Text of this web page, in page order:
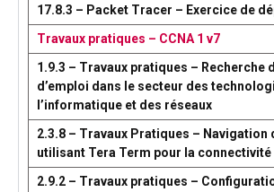
17.8.3 – Packet Tracer – Exercice de
Travaux pratiques – CCNA 1 v7
1.9.3 – Travaux pratiques – Recherche
d’emploi dans le secteur des
l’informatique et des réseaux
2.3.8 – Travaux Pratiques – Navigation
utilisant Tera Term pour la
2.9.2 – Travaux pratiques –